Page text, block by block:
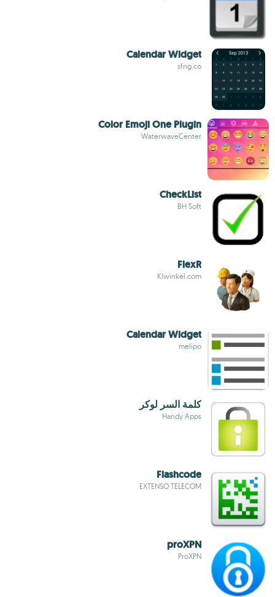
Calendar Widget
sfng.co
Color Emoji One Plugin
WaterwaveCenter
CheckList
BH Soft
FlexR
Klwinkel.com
Calendar Widget
melipo
كلمة السر لوكر
Handy Apps
Flashcode
EXTENSO TELECOM
proXPN
ProXPN